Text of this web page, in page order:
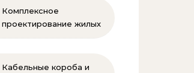
Комплексное
проектирование жилых
Кабельные короба и